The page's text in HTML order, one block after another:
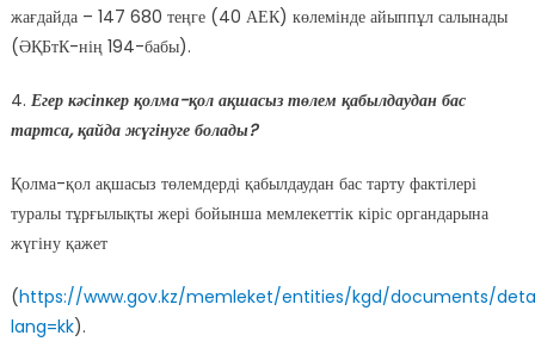
жағдайда – 147 680 теңге (40 АЕК) көлемінде айыппұл салынады
(ӘҚБтК-нің 194-бабы).
4. Егер кәсіпкер қолма-қол ақшасыз төлем қабылдаудан бас
тартса, қайда жүгінуге болады?
Қолма-қол ақшасыз төлемдерді қабылдаудан бас тарту фактілері
туралы тұрғылықты жері бойынша мемлекеттік кіріс органдарына
жүгіну қажет
(https://www.gov.kz/memleket/entities/kgd/documents/
lang=kk).